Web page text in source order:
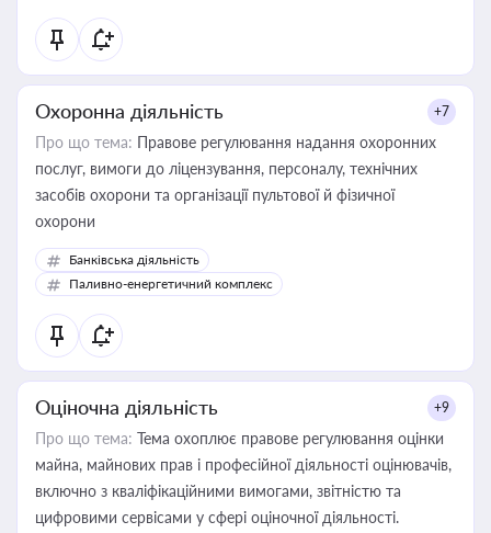
Охоронна діяльність +7
Про що тема: Правове регулювання надання охоронних
послуг, вимоги до ліцензування, персоналу, технічних
засобів охорони та організації пультової й фізичної
охорони
Банківська діяльність
Паливно-енергетичний комплекс
Оціночна діяльність +9
Про що тема: Тема охоплює правове регулювання оцінки
майна, майнових прав і професійної діяльності оцінювачів,
включно з кваліфікаційними вимогами, звітністю та
цифровими сервісами у сфері оціночної діяльності.